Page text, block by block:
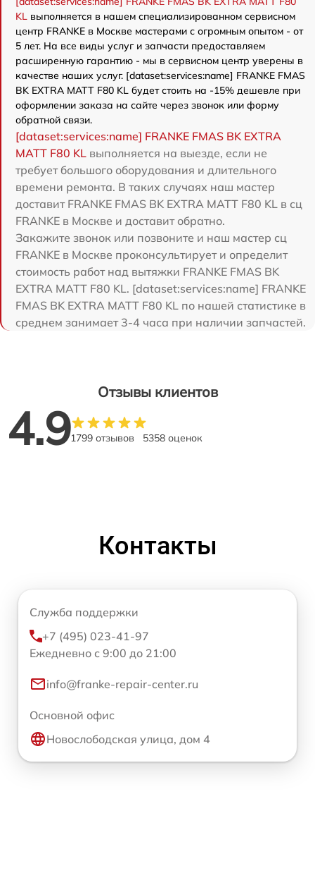
KL выполняется в нашем специализированном сервисном
центр FRANKE в Москве мастерами с огромным опытом - от
5 лет. На все виды услуг и запчасти предоставляем
расширенную гарантию - мы в сервисном центр уверены в
качестве наших услуг. [dataset:services:name] FRANKE FMAS
BK EXTRA MATT F80 KL будет стоить на -15% дешевле при
оформлении заказа на сайте через звонок или форму
обратной связи.
[dataset:services:name] FRANKE FMAS BK EXTRA
MATT F80 KL выполняется на выезде, если не
требует большого оборудования и длительного
времени ремонта. В таких случаях наш мастер
доставит FRANKE FMAS BK EXTRA MATT F80 KL в сц
FRANKE в Москве и доставит обратно.
Закажите звонок или позвоните и наш мастер сц
FRANKE в Москве проконсультирует и определит
стоимость работ над вытяжки FRANKE FMAS BK
EXTRA MATT F80 KL. [dataset:services:name] FRANKE
FMAS BK EXTRA MATT F80 KL по нашей статистике в
среднем занимает 3-4 часа при наличии запчастей.
Отзывы клиентов
4.91799 отзывов 5358 оценок
Контакты
Служба поддержки
+7 (495) 023-41-97
Ежедневно с 9:00 до 21:00
info@franke-repair-center.ru
Основной офис
Новослободская улица, дом 4